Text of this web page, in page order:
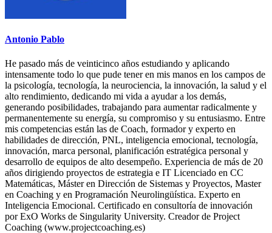
Antonio Pablo
He pasado más de veinticinco años estudiando y aplicando
intensamente todo lo que pude tener en mis manos en los campos de
la psicología, tecnología, la neurociencia, la innovación, la salud y el
alto rendimiento, dedicando mi vida a ayudar a los demás,
generando posibilidades, trabajando para aumentar radicalmente y
permanentemente su energía, su compromiso y su entusiasmo. Entre
mis competencias están las de Coach, formador y experto en
habilidades de dirección, PNL, inteligencia emocional, tecnología,
innovación, marca personal, planificación estratégica personal y
desarrollo de equipos de alto desempeño. Experiencia de más de 20
años dirigiendo proyectos de estrategia e IT Licenciado en CC
Matemáticas, Máster en Dirección de Sistemas y Proyectos, Master
en Coaching y en Programación Neurolingüística. Experto en
Inteligencia Emocional. Certificado en consultoría de innovación
por ExO Works de Singularity University. Creador de Project
Coaching (www.projectcoaching.es)